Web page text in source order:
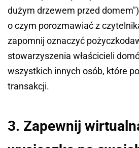
dużym drzewem przed
o czym porozmawiać z
zapomnij oznaczyć
stowarzyszenia właścicieli
wszystkich innych osób, które
transakcji.
3. Zapewnij